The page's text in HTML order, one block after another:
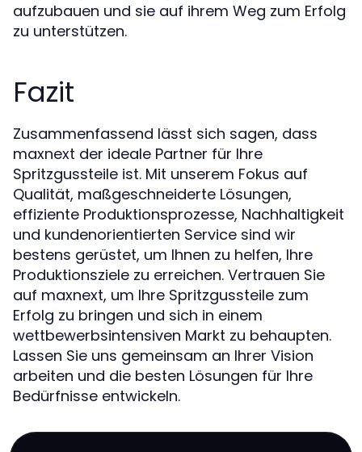
aufzubauen und sie auf ihrem Weg zum Erfolg
zu unterstützen.
Fazit
Zusammenfassend lässt sich sagen, dass
maxnext der ideale Partner für Ihre
Spritzgussteile ist. Mit unserem Fokus auf
Qualität, maßgeschneiderte Lösungen,
effiziente Produktionsprozesse, Nachhaltigkeit
und kundenorientierten Service sind wir
bestens gerüstet, um Ihnen zu helfen, Ihre
Produktionsziele zu erreichen. Vertrauen Sie
auf maxnext, um Ihre Spritzgussteile zum
Erfolg zu bringen und sich in einem
wettbewerbsintensiven Markt zu behaupten.
Lassen Sie uns gemeinsam an Ihrer Vision
arbeiten und die besten Lösungen für Ihre
Bedürfnisse entwickeln.